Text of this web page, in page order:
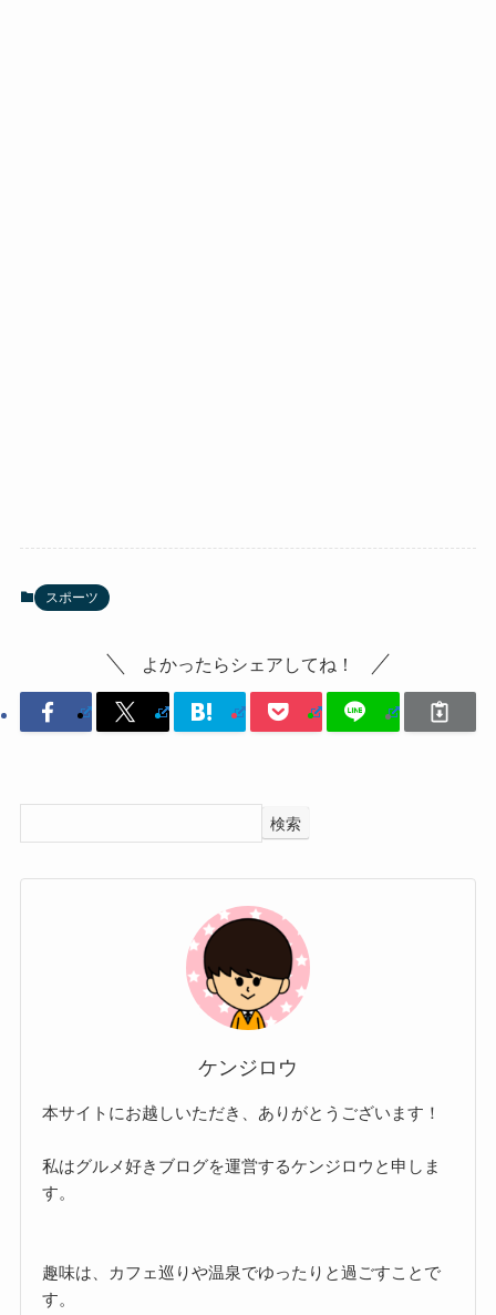
スポーツ
よかったらシェアしてね！
検索
ケンジロウ
本サイトにお越しいただき、ありがとうございます！
私はグルメ好きブログを運営するケンジロウと申しま
す。
趣味は、カフェ巡りや温泉でゆったりと過ごすことで
す。